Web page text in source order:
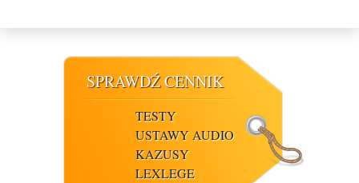
SPRAWDŹ CENNIK
TESTY
USTAWY AUDIO
KAZUSY
LEXLEGE